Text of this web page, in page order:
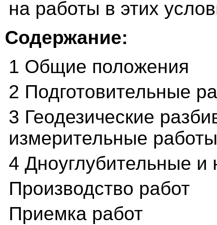
на работы в этих
Содержание:
1 Общие положения
2 Подготовительные
3 Геодезические
измерительные
4 Дноуглубительные
Производство работ
Приемка работ